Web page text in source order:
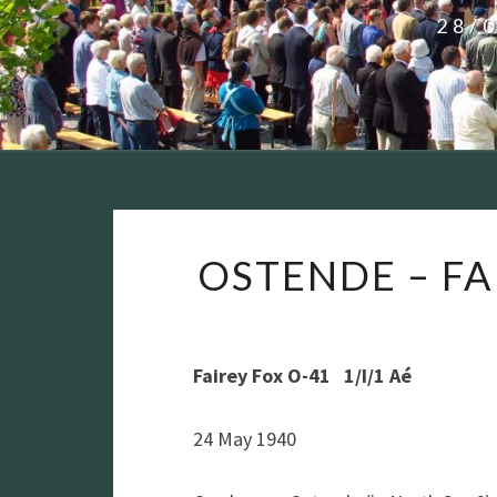
28/
OSTENDE –
Fairey Fox O-41 1/I/1 Aé
24 May 1940